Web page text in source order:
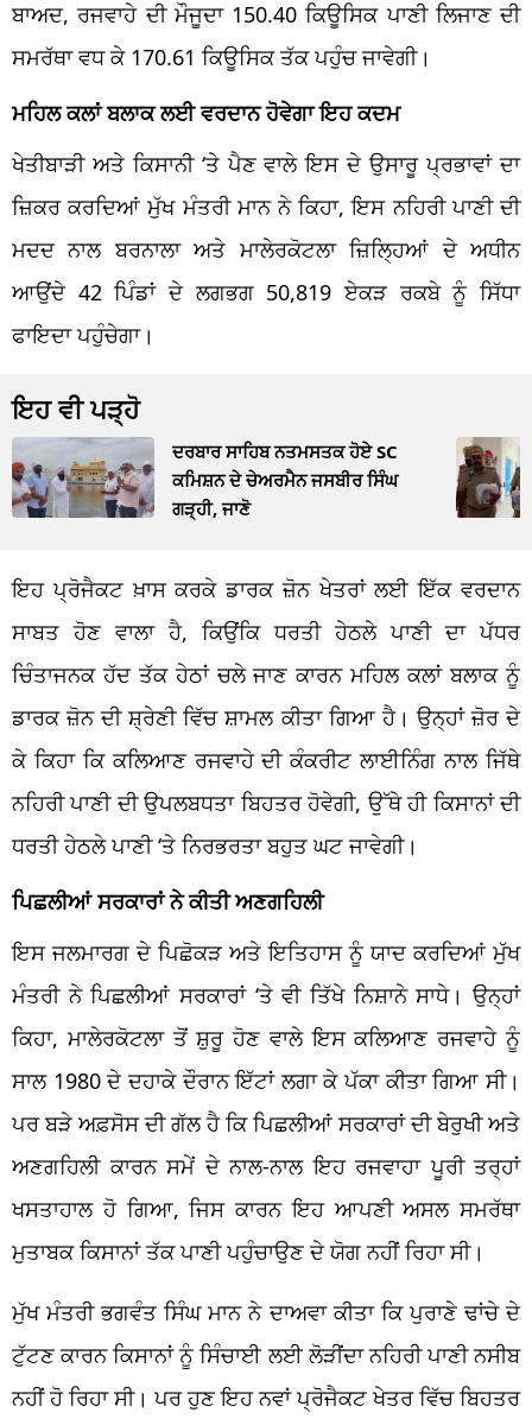
ਬਾਅਦ, ਰਜਵਾਹੇ ਦੀ ਮੌਜੂਦਾ 150.40 ਕਿਊਸਿਕ ਪਾਣੀ ਲਿਜਾਣ ਦੀ
ਸਮਰੱਥਾ ਵਧ ਕੇ 170.61 ਕਿਊਸਿਕ ਤੱਕ ਪਹੁੰਚ ਜਾਵੇਗੀ।
ਮਹਿਲ ਕਲਾਂ ਬਲਾਕ ਲਈ ਵਰਦਾਨ ਹੋਵੇਗਾ ਇਹ ਕਦਮ
ਖੇਤੀਬਾੜੀ ਅਤੇ ਕਿਸਾਨੀ ‘ਤੇ ਪੈਣ ਵਾਲੇ ਇਸ ਦੇ ਉਸਾਰੂ ਪ੍ਰਭਾਵਾਂ ਦਾ
ਜ਼ਿਕਰ ਕਰਦਿਆਂ ਮੁੱਖ ਮੰਤਰੀ ਮਾਨ ਨੇ ਕਿਹਾ, ਇਸ ਨਹਿਰੀ ਪਾਣੀ ਦੀ
ਮਦਦ ਨਾਲ ਬਰਨਾਲਾ ਅਤੇ ਮਾਲੇਰਕੋਟਲਾ ਜ਼ਿਲ੍ਹਿਆਂ ਦੇ ਅਧੀਨ
ਆਉਂਦੇ 42 ਪਿੰਡਾਂ ਦੇ ਲਗਭਗ 50,819 ਏਕੜ ਰਕਬੇ ਨੂੰ ਸਿੱਧਾ
ਫਾਇਦਾ ਪਹੁੰਚੇਗਾ।
ਇਹ ਵੀ ਪੜ੍ਹੋ
ਦਰਬਾਰ ਸਾਹਿਬ ਨਤਮਸਤਕ ਹੋਏ SC
ਕਮਿਸ਼ਨ ਦੇ ਚੇਅਰਮੈਨ ਜਸਬੀਰ ਸਿੰਘ
ਗੜ੍ਹੀ, ਜਾਣੋ
ਇਹ ਪ੍ਰੋਜੈਕਟ ਖ਼ਾਸ ਕਰਕੇ ਡਾਰਕ ਜ਼ੋਨ ਖੇਤਰਾਂ ਲਈ ਇੱਕ ਵਰਦਾਨ
ਸਾਬਤ ਹੋਣ ਵਾਲਾ ਹੈ, ਕਿਉਂਕਿ ਧਰਤੀ ਹੇਠਲੇ ਪਾਣੀ ਦਾ ਪੱਧਰ
ਚਿੰਤਾਜਨਕ ਹੱਦ ਤੱਕ ਹੇਠਾਂ ਚਲੇ ਜਾਣ ਕਾਰਨ ਮਹਿਲ ਕਲਾਂ ਬਲਾਕ ਨੂੰ
ਡਾਰਕ ਜ਼ੋਨ ਦੀ ਸ਼੍ਰੇਣੀ ਵਿੱਚ ਸ਼ਾਮਲ ਕੀਤਾ ਗਿਆ ਹੈ। ਉਨ੍ਹਾਂ ਜ਼ੋਰ ਦੇ
ਕੇ ਕਿਹਾ ਕਿ ਕਲਿਆਣ ਰਜਵਾਹੇ ਦੀ ਕੰਕਰੀਟ ਲਾਈਨਿੰਗ ਨਾਲ ਜਿੱਥੇ
ਨਹਿਰੀ ਪਾਣੀ ਦੀ ਉਪਲਬਧਤਾ ਬਿਹਤਰ ਹੋਵੇਗੀ, ਉੱਥੇ ਹੀ ਕਿਸਾਨਾਂ ਦੀ
ਧਰਤੀ ਹੇਠਲੇ ਪਾਣੀ ‘ਤੇ ਨਿਰਭਰਤਾ ਬਹੁਤ ਘਟ ਜਾਵੇਗੀ।
ਪਿਛਲੀਆਂ ਸਰਕਾਰਾਂ ਨੇ ਕੀਤੀ ਅਣਗਹਿਲੀ
ਇਸ ਜਲਮਾਰਗ ਦੇ ਪਿਛੋਕੜ ਅਤੇ ਇਤਿਹਾਸ ਨੂੰ ਯਾਦ ਕਰਦਿਆਂ ਮੁੱਖ
ਮੰਤਰੀ ਨੇ ਪਿਛਲੀਆਂ ਸਰਕਾਰਾਂ ‘ਤੇ ਵੀ ਤਿੱਖੇ ਨਿਸ਼ਾਨੇ ਸਾਧੇ। ਉਨ੍ਹਾਂ
ਕਿਹਾ, ਮਾਲੇਰਕੋਟਲਾ ਤੋਂ ਸ਼ੁਰੂ ਹੋਣ ਵਾਲੇ ਇਸ ਕਲਿਆਣ ਰਜਵਾਹੇ ਨੂੰ
ਸਾਲ 1980 ਦੇ ਦਹਾਕੇ ਦੌਰਾਨ ਇੱਟਾਂ ਲਗਾ ਕੇ ਪੱਕਾ ਕੀਤਾ ਗਿਆ ਸੀ।
ਪਰ ਬੜੇ ਅਫ਼ਸੋਸ ਦੀ ਗੱਲ ਹੈ ਕਿ ਪਿਛਲੀਆਂ ਸਰਕਾਰਾਂ ਦੀ ਬੇਰੁਖੀ ਅਤੇ
ਅਣਗਹਿਲੀ ਕਾਰਨ ਸਮੇਂ ਦੇ ਨਾਲ-ਨਾਲ ਇਹ ਰਜਵਾਹਾ ਪੂਰੀ ਤਰ੍ਹਾਂ
ਖਸਤਾਹਾਲ ਹੋ ਗਿਆ, ਜਿਸ ਕਾਰਨ ਇਹ ਆਪਣੀ ਅਸਲ ਸਮਰੱਥਾ
ਮੁਤਾਬਕ ਕਿਸਾਨਾਂ ਤੱਕ ਪਾਣੀ ਪਹੁੰਚਾਉਣ ਦੇ ਯੋਗ ਨਹੀਂ ਰਿਹਾ ਸੀ।
ਮੁੱਖ ਮੰਤਰੀ ਭਗਵੰਤ ਸਿੰਘ ਮਾਨ ਨੇ ਦਾਅਵਾ ਕੀਤਾ ਕਿ ਪੁਰਾਣੇ ਢਾਂਚੇ ਦੇ
ਟੁੱਟਣ ਕਾਰਨ ਕਿਸਾਨਾਂ ਨੂੰ ਸਿੰਚਾਈ ਲਈ ਲੋੜੀਂਦਾ ਨਹਿਰੀ ਪਾਣੀ ਨਸੀਬ
ਨਹੀਂ ਹੋ ਰਿਹਾ ਸੀ। ਪਰ ਹੁਣ ਇਹ ਨਵਾਂ ਪ੍ਰੋਜੈਕਟ ਖੇਤਰ ਵਿੱਚ ਬਿਹਤਰ